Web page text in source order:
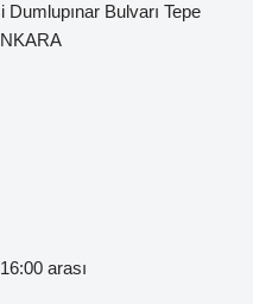
Dumlupınar Bulvarı Tepe
arası